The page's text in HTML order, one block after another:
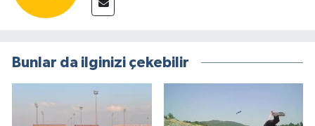
Bunlar da ilginizi çekebilir